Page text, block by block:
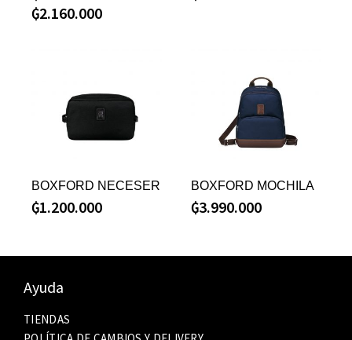
₲2.160.000
BOXFORD NECESER
₲1.200.000
BOXFORD MOCHILA
₲3.990.000
Ayuda
TIENDAS